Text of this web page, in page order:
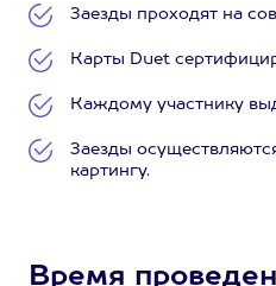
Заезды проходят на
Карты Duet
Каждому участнику
Заезды
картингу.
Время